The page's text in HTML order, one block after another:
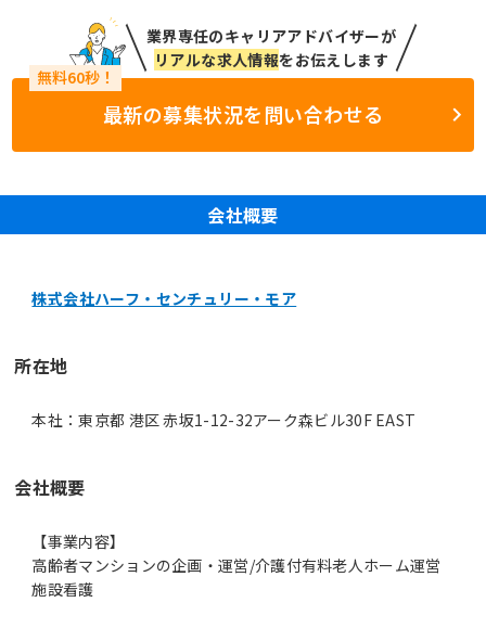
業界専任のキャリアアドバイザーが
リアルな求人情報をお伝えします
最新の募集状況を問い合わせる
会社概要
株式会社ハーフ・センチュリー・モア
所在地
本社：東京都 港区 赤坂1-12-32アーク森ビル30F EAST
会社概要
【事業内容】
高齢者マンションの企画・運営/介護付有料老人ホーム運営
施設看護